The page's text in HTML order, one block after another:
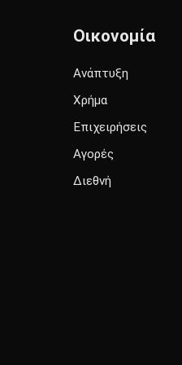
Οικονομία
Ανάπτυξη
Χρήμα
Επιχειρήσεις
Αγορές
Διεθνή